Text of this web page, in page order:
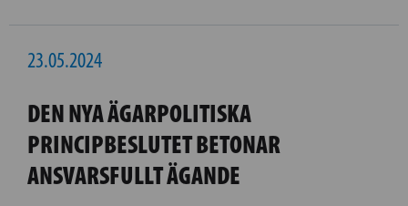
23.05.2024
DEN NYA ÄGARPOLITISKA
PRINCIPBESLUTET BETONAR
ANSVARSFULLT ÄGANDE